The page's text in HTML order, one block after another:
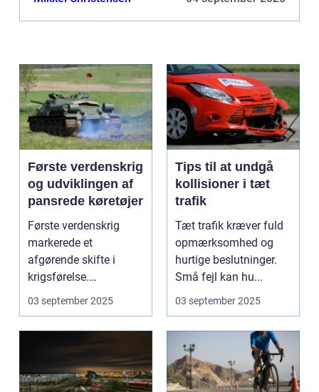
Første verdenskrig
og udviklingen af
pansrede køretøjer
Første verdenskrig
markerede et
afgørende skifte i
krigsførelse.
Industrialiser...
03 september 2025
Tips til at undgå
kollisioner i tæt
trafik
Tæt trafik kræver fuld
opmærksomhed og
hurtige beslutninger.
Små fejl kan hu...
03 september 2025